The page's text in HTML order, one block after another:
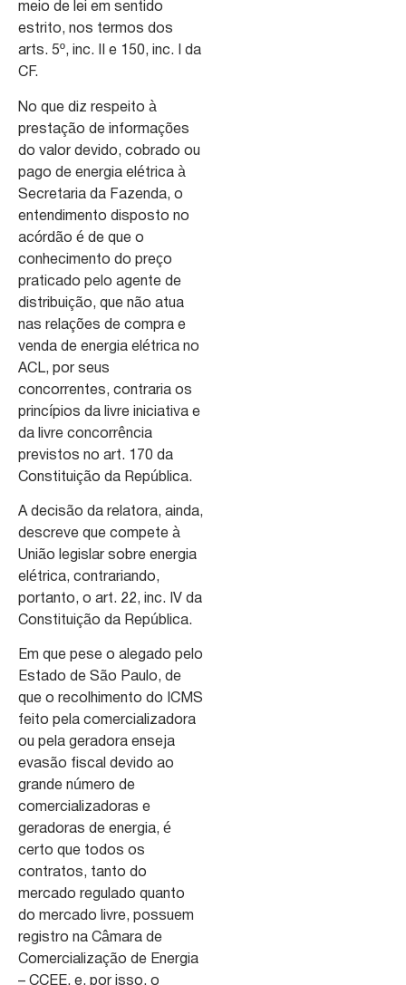
meio de lei em sentido
estrito, nos termos dos
arts. 5º, inc. II e 150, inc. I da
CF.
No que diz respeito à
prestação de informações
do valor devido, cobrado ou
pago de energia elétrica à
Secretaria da Fazenda, o
entendimento disposto no
acórdão é de que o
conhecimento do preço
praticado pelo agente de
distribuição, que não atua
nas relações de compra e
venda de energia elétrica no
ACL, por seus
concorrentes, contraria os
princípios da livre iniciativa e
da livre concorrência
previstos no art. 170 da
Constituição da República.
A decisão da relatora, ainda,
descreve que compete à
União legislar sobre energia
elétrica, contrariando,
portanto, o art. 22, inc. IV da
Constituição da República.
Em que pese o alegado pelo
Estado de São Paulo, de
que o recolhimento do ICMS
feito pela comercializadora
ou pela geradora enseja
evasão fiscal devido ao
grande número de
comercializadoras e
geradoras de energia, é
certo que todos os
contratos, tanto do
mercado regulado quanto
do mercado livre, possuem
registro na Câmara de
Comercialização de Energia
– CCEE, e, por isso, o